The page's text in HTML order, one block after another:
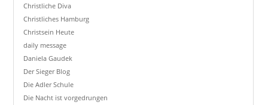
Christliche Diva
Christliches Hamburg
Christsein Heute
daily message
Daniela Gaudek
Der Sieger Blog
Die Adler Schule
Die Nacht ist vorgedrungen